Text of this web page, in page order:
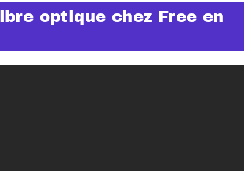
optique chez Free en